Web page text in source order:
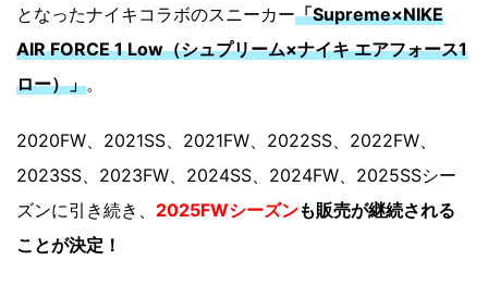
となったナイキコラボのスニーカー「Supreme×NIKE
AIR FORCE 1 Low（シュプリーム×ナイキ エアフォース1
ロー）」。
2020FW、2021SS、2021FW、2022SS、2022FW、
2023SS、2023FW、2024SS、2024FW、2025SSシー
ズンに引き続き、 2025FWシーズンも販売が継続される
ことが決定！